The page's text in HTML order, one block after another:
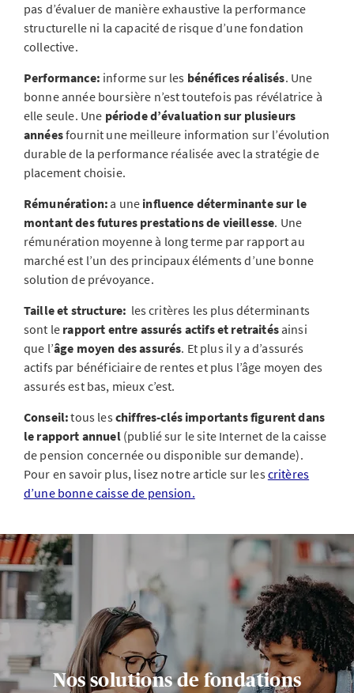
pas d’évaluer de manière exhaustive la performance
structurelle ni la capacité de risque d’une fondation
collective.
Performance: informe sur les bénéfices réalisés. Une
bonne année boursière n’est toutefois pas révélatrice à
elle seule. Une période d’évaluation sur plusieurs
annéesfournit une meilleure information sur l’évolution
durable de la performance réalisée avec la stratégie de
placement choisie.
Rémunération:a une influence déterminante sur le
montant des futures prestations de vieillesse. Une
rémunération moyenne à long terme par rapport au
marché est l’un des principaux éléments d’une bonne
solution de prévoyance.
Taille et structure: les critères les plus déterminants
sont le rapport entre assurés actifs et retraitésainsi
que l’âge moyen des assurés. Et plus il y a d’assurés
actifs par bénéficiaire de rentes et plus l’âge moyen des
assurés est bas, mieux c’est.
Conseil:tous leschiffres-clés importants figurent dans
le rapport annuel(publié sur le site Internet de la caisse
de pension concernée ou disponible sur demande).
Pour en savoir plus, lisez notre article sur lescritères
d’une bonne caisse de pension.
Nos solutions de fondations